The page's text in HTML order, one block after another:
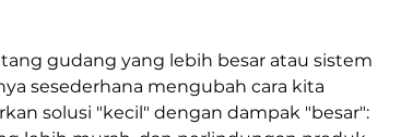
gudang yang lebih besar atau sistem
sesederhana mengubah cara kita
solusi "kecil" dengan dampak "besar":